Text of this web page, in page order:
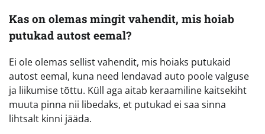
Kas on olemas mingit vahendit, mis hoiab
putukad autost eemal?
Ei ole olemas sellist vahendit, mis hoiaks putukaid
autost eemal, kuna need lendavad auto poole valguse
ja liikumise tõttu. Küll aga aitab keraamiline kaitsekiht
muuta pinna nii libedaks, et putukad ei saa sinna
lihtsalt kinni jääda.